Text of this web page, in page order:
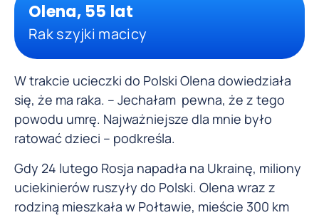
Olena, 55 lat
Rak szyjki macicy
W trakcie ucieczki do Polski Olena dowiedziała
się, że ma raka. – Jechałam pewna, że z tego
powodu umrę. Najważniejsze dla mnie było
ratować dzieci – podkreśla.
Gdy 24 lutego Rosja napadła na Ukrainę, miliony
uciekinierów ruszyły do Polski. Olena wraz z
rodziną mieszkała w Połtawie, mieście 300 km